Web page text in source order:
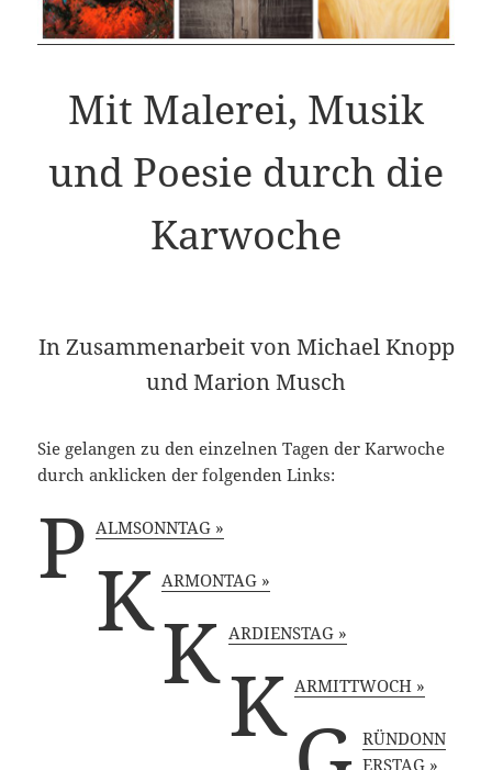
Mit Malerei, Musik
und Poesie durch die
Karwoche
In Zusammenarbeit von Michael Knopp
und Marion Musch
Sie gelangen zu den einzelnen Tagen der Karwoche
durch anklicken der folgenden Links:
P ALMSONNTAG »
K ARMONTAG »
K ARDIENSTAG »
K ARMITTWOCH »
RÜNDONN
ERSTAG »